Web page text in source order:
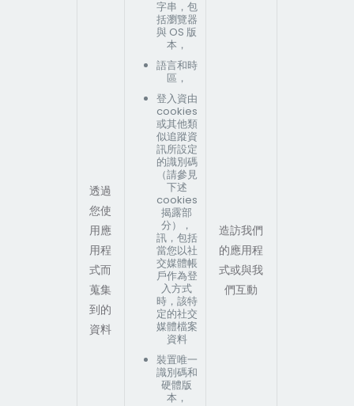
透過
您使
用應
用程
式而
蒐集
到的
資料
字串，包
括瀏覽器
與 OS 版
本，
語言和時
區，
登入資由
cookies
或其他類
似追蹤資
訊所設定
的識別碼
（請參見
下述
cookies
揭露部
分），
訊，包括
當您以社
交媒體帳
戶作為登
入方式
時，該特
定的社交
媒體檔案
資料
裝置唯一
識別碼和
硬體版
本，
造訪我們
的應用程
式或與我
們互動